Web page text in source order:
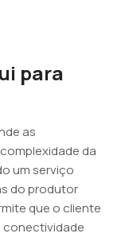
para
as
da
um serviço
do produtor
que o cliente
conectividade